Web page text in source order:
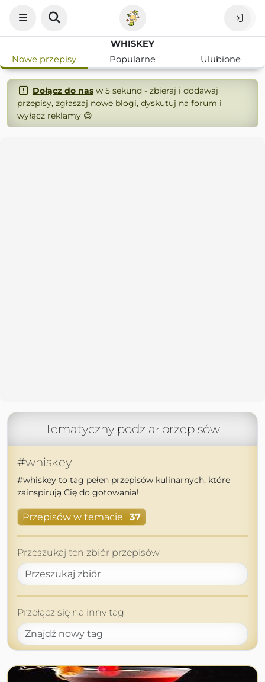
WHISKEY
Nowe przepisy
Popularne Ulubione
Dołącz do nasw 5 sekund - zbieraj i dodawaj
przepisy, zgłaszaj nowe blogi, dyskutuj na forum i
wyłącz reklamy 😄
Tematyczny podział przepisów
#whiskey
#whiskey to tag pełen przepisów kulinarnych, które
zainspirują Cię do gotowania!
Przepisów w temacie 37
Przeszukaj ten zbiór przepisów
Przełącz się na inny tag